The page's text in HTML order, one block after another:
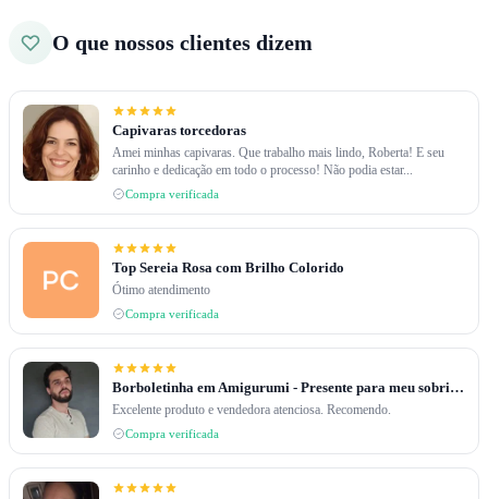
O que nossos clientes dizem
Capivaras torcedoras
Amei minhas capivaras. Que trabalho mais lindo, Roberta! E seu
carinho e dedicação em todo o processo! Não podia estar...
Compra verificada
Top Sereia Rosa com Brilho Colorido
Ótimo atendimento
Compra verificada
Borboletinha em Amigurumi - Presente para meu sobrinho de 2 anos
Excelente produto e vendedora atenciosa. Recomendo.
Compra verificada